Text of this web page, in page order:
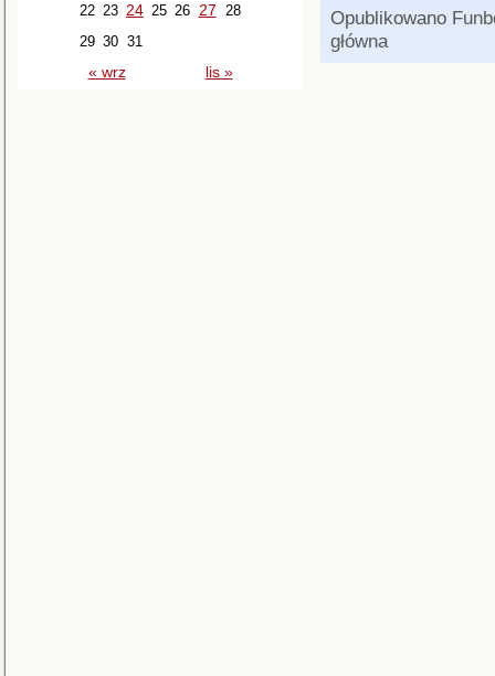
« wrz lis »
22 23 24 25 26 27 28
29 30 31
Opublikowano
główna